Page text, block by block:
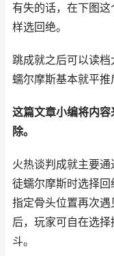
有失的话，在下图
样选回绝。
跳成就之后可以读档
蠕尔摩斯基本就平推
这篇文章小编将内
除。
火热谈判成就主要
徒蠕尔摩斯时选择
指定骨头位置再次
后，玩家可自在选
斗。